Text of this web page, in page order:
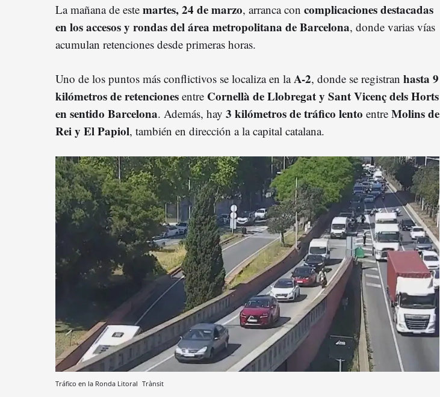
La mañana de este martes, 24 de marzo, arranca con complicaciones destacadas
en los accesos y rondas del área metropolitana de Barcelona, donde varias vías
acumulan retenciones desde primeras horas.
Uno de los puntos más conflictivos se localiza en laA-2, donde se registran hasta 9
kilómetros de retenciones entre Cornellà de Llobregat y Sant Vicenç dels Horts
en sentido Barcelona. Además, hay 3 kilómetros de tráfico lento entre Molins de
Rei y El Papiol, también en dirección a la capital catalana.
Tráfico en la Ronda Litoral Trànsit